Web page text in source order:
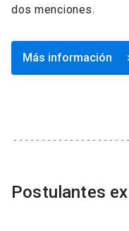
dos menciones.
Más información
Postulantes